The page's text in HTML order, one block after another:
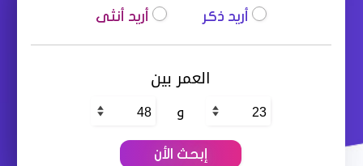
أريد ذكر أريد أنثى
العمر بين
و